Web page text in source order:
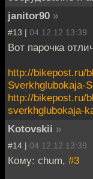
janitor90 »
#13 | 04.12.12 13:39
Вот парочка
http://bikepost.ru/
Sverkhglubokaja-
http://bikepost.ru/
sverkhglubokaja-
Kotovskii »
#14 | 04.12.12 13:39
Кому: chum, #3